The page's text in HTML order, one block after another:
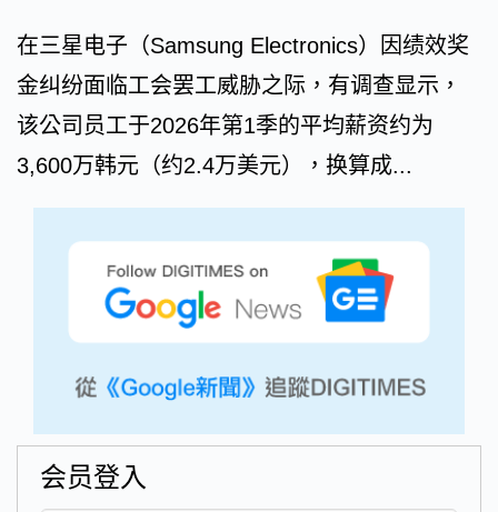
在三星电子（Samsung Electronics）因绩效奖
金纠纷面临工会罢工威胁之际，有调查显示，
该公司员工于2026年第1季的平均薪资约为
3,600万韩元（约2.4万美元），换算成...
会员登入